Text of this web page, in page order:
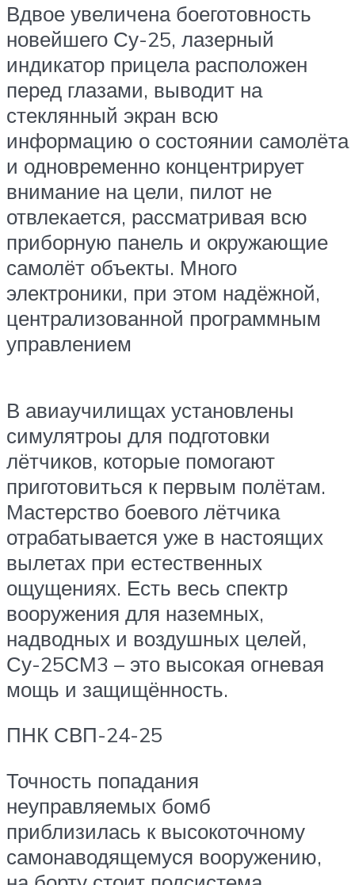
Вдвое увеличена боеготовность
новейшего Су-25, лазерный
индикатор прицела расположен
перед глазами, выводит на
стеклянный экран всю
информацию о состоянии самолёта
и одновременно концентрирует
внимание на цели, пилот не
отвлекается, рассматривая всю
приборную панель и окружающие
самолёт объекты. Много
электроники, при этом надёжной,
централизованной программным
управлением
В авиаучилищах установлены
симулятроы для подготовки
лётчиков, которые помогают
приготовиться к первым полётам.
Мастерство боевого лётчика
отрабатывается уже в настоящих
вылетах при естественных
ощущениях. Есть весь спектр
вооружения для наземных,
надводных и воздушных целей,
Су-25СМ3 – это высокая огневая
мощь и защищённость.
ПНК СВП-24-25
Точность попадания
неуправляемых бомб
приблизилась к высокоточному
самонаводящемуся вооружению,